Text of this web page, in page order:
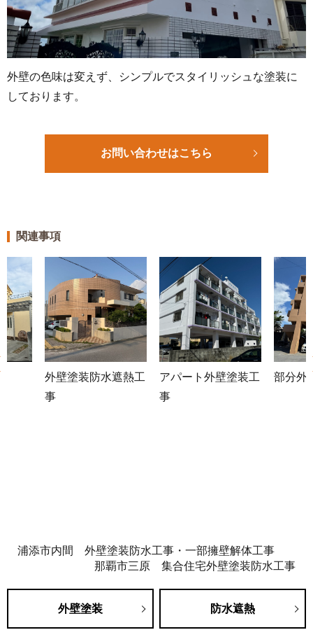
外壁の色味は変えず、シンプルでスタイリッシュな塗装に
しております。
お問い合わせはこちら
関連事項
壁塗装防水遮熱工
アパート外壁塗装工
部分外壁塗装工事
浦添市内間 外壁塗装防水工事・一部擁壁解体工事
那覇市三原 集合住宅外壁塗装防水工事
外壁塗装 防水遮熱